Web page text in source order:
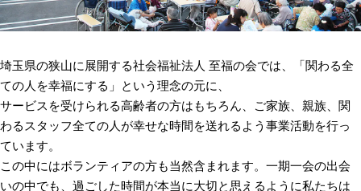
埼玉県の狭山に展開する社会福祉法人 至福の会では、「関わる全
ての人を幸福にする」という理念の元に、
サービスを受けられる高齢者の方はもちろん、ご家族、親族、関
わるスタッフ全ての人が幸せな時間を送れるよう事業活動を行っ
ています。
この中にはボランティアの方も当然含まれます。一期一会の出会
いの中でも、過ごした時間が本当に大切と思えるように私たちは